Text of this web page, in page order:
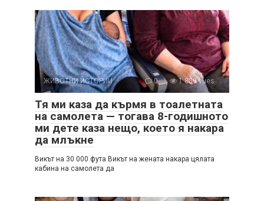
ЖИВОТНИ ИСТОРИИ 0 1 889 vues
Тя ми каза да кърмя в тоалетната
на самолета — тогава 8-годишното
ми дете каза нещо, което я накара
да млъкне
Викът на 30 000 фута Викът на жената накара цялата
кабина на самолета да